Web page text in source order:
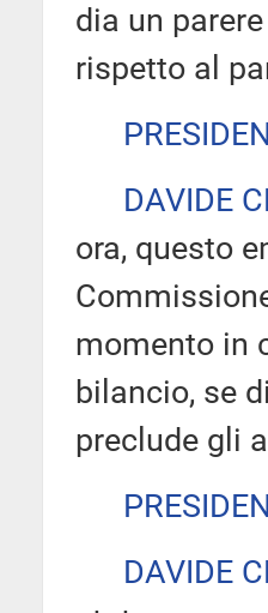
dia un
rispetto al
DAVIDE
ora, questo
momento in
bilancio, se
preclude gli
DAVIDE